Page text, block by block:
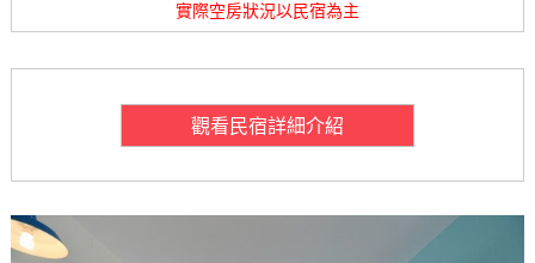
實際空房狀況以民宿為主
觀看民宿詳細介紹